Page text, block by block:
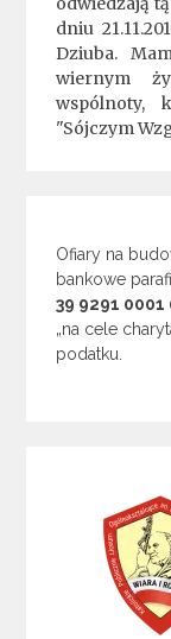
dniu
Dziuba.
wiernym
wspólnoty,
"Sójczym
Ofiary na
bankowe
39 9291 0001
„na cele
podatku.